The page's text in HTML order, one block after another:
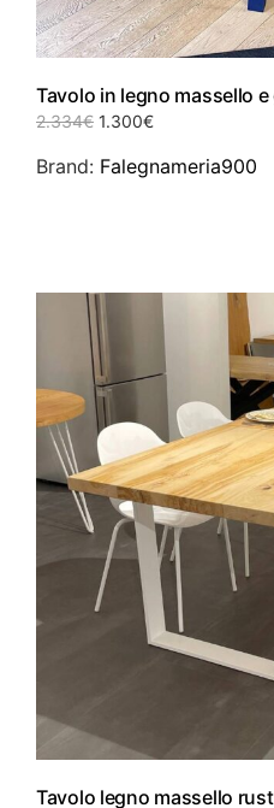
Tavolo in legno massello
2.334€ Il
originale
1.300€Il
attuale
Brand: Falegnameria900
Tavolo legno massello